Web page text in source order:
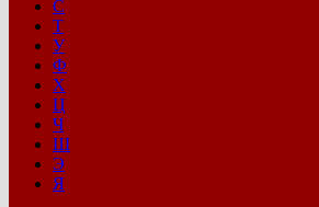
С
Т
У
Ф
Х
Ц
Ч
Ш
Э
Я